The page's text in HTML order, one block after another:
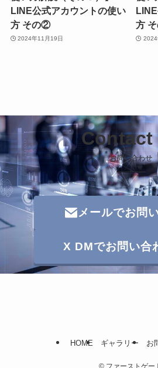
LINE公式アカウントの使い
方 その②
2024年11月19日
方
2024
Contact
お問い合わせ
メールでお問
X DMでお問い
HOME ギャラリー お
©ファーストゲー